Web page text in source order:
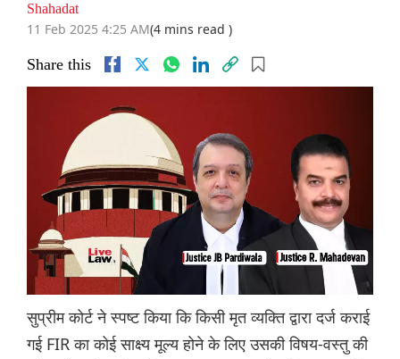
Shahadat
11 Feb 2025 4:25 AM(4 mins read )
Share this
सुप्रीम कोर्ट ने स्पष्ट किया कि किसी मृत व्यक्ति द्वारा दर्ज कराई
गई FIR का कोई साक्ष्य मूल्य होने के लिए उसकी विषय-वस्तु की